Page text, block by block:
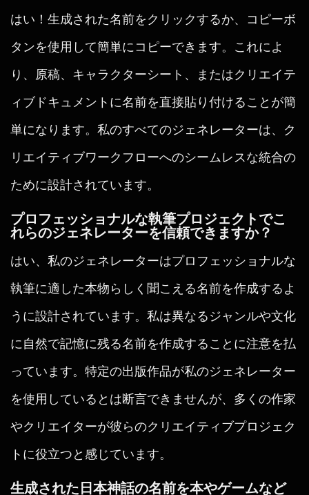
はい！生成された名前をクリックするか、コピーボ
タンを使用して簡単にコピーできます。これによ
り、原稿、キャラクターシート、またはクリエイテ
ィブドキュメントに名前を直接貼り付けることが簡
単になります。私のすべてのジェネレーターは、ク
リエイティブワークフローへのシームレスな統合の
ために設計されています。
プロフェッショナルな執筆プロジェクトでこ
れらのジェネレーターを信頼できますか？
はい、私のジェネレーターはプロフェッショナルな
執筆に適した本物らしく聞こえる名前を作成するよ
うに設計されています。私は異なるジャンルや文化
に自然で記憶に残る名前を作成することに注意を払
っています。特定の出版作品が私のジェネレーター
を使用しているとは断言できませんが、多くの作家
やクリエイターが彼らのクリエイティブプロジェク
トに役立つと感じています。
生成された日本神話の名前を本やゲームなど